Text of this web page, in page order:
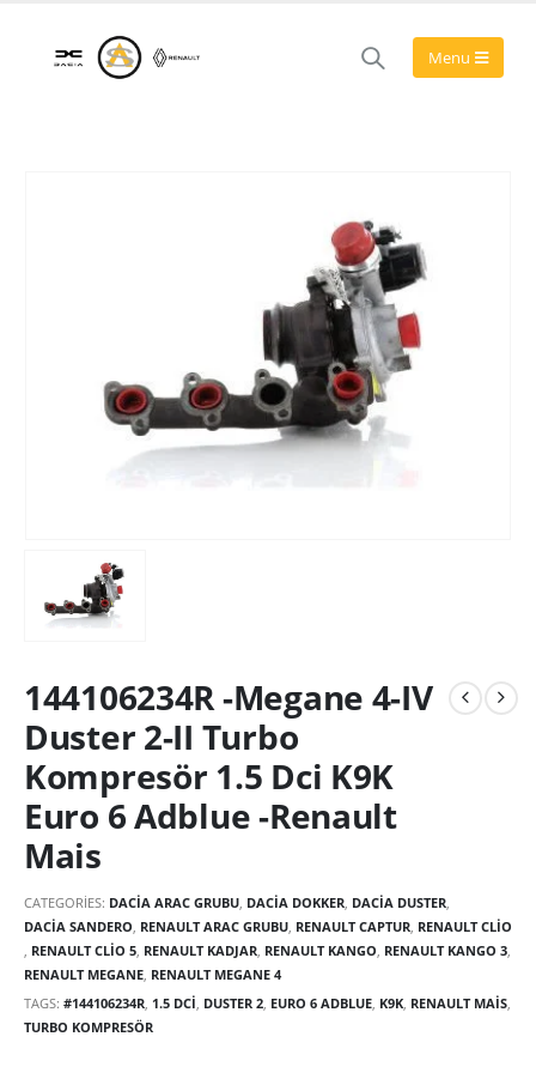
144106234R -Megane 4-IV
Duster 2-II Turbo
Kompresör 1.5 Dci K9K
Euro 6 Adblue -Renault
Mais
CATEGORIES: DACIA ARAC GRUBU, DACIA DOKKER, DACIA DUSTER,
DACIA SANDERO, RENAULT ARAC GRUBU, RENAULT CAPTUR, RENAULT CLIO
, RENAULT CLIO 5, RENAULT KADJAR, RENAULT KANGO, RENAULT KANGO 3,
RENAULT MEGANE, RENAULT MEGANE 4
TAGS: #144106234R, 1.5 DCİ, DUSTER 2, EURO 6 ADBLUE, K9K, RENAULT MAİS,
TURBO KOMPRESÖR